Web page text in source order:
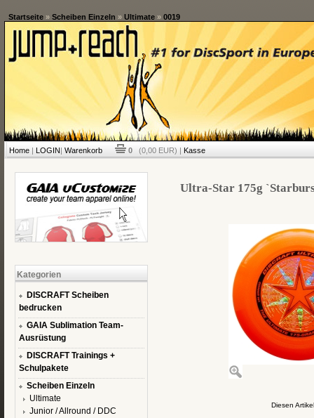
Startseite» Scheiben Einzeln » Ultimate» 0019
Home| LOGIN| Warenkorb 0 (0,00 EUR) | Kasse
Kategorien
DISCRAFT Scheiben
bedrucken
GAIA Sublimation Team-
Ausrüstung
DISCRAFT Trainings +
Schulpakete
Scheiben Einzeln
Ultimate
Junior / Allround / DDC
Ultra-Star 175g
Diesen